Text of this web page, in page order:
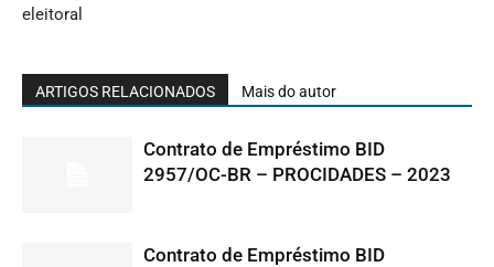
eleitoral
ARTIGOS RELACIONADOS Mais do autor
Contrato de Empréstimo BID
2957/OC-BR – PROCIDADES – 2023
Contrato de Empréstimo BID